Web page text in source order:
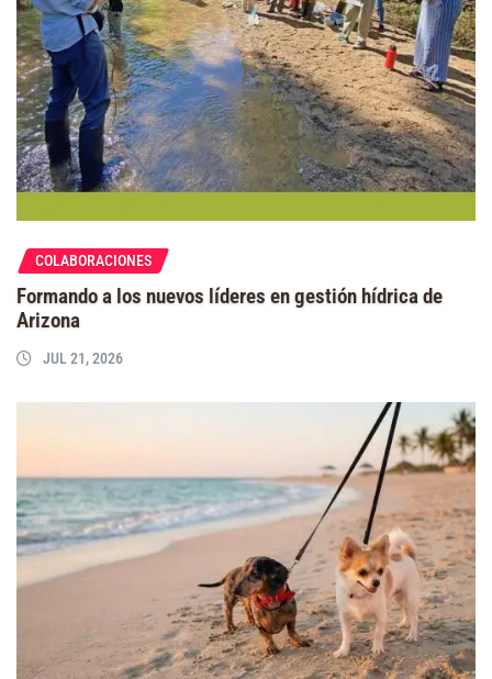
COLABORACIONES
Formando a los nuevos líderes en gestión hídrica de
Arizona
JUL 21, 2026